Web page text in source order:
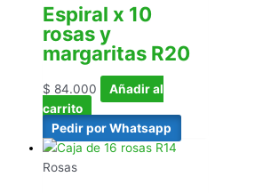
Espiral x 10
rosas y
margaritas R20
$ 84.000
Añadir al
carrito
Pedir por Whatsapp
Rosas